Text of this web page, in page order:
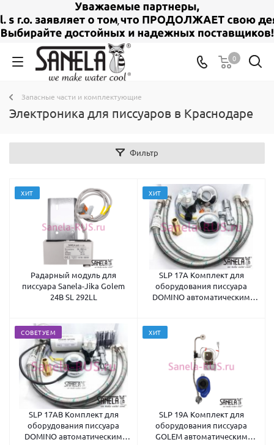
0
Запасные части и комплектующие
Электроника для писсуаров в Краснодаре
Фильтр
ХИТ
Радарный модуль для
писсуара Sanela-Jika Golem
24В SL 292LL
ХИТ
SLP 17A Комплект для
оборудования писсуара
DOMINO автоматическим
СОВЕТУЕМ
SLP 17AB Комплект для
оборудования писсуара
DOMINO автоматическим
ХИТ
SLP 19A Комплект для
оборудования писсуара
GOLEM автоматическим